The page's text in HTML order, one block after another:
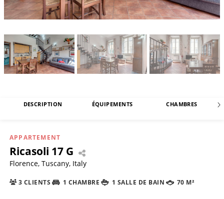
DESCRIPTION ÉQUIPEMENTS CHAMBRES
APPARTEMENT
Ricasoli 17 G
Florence, Tuscany, Italy
3 CLIENTS 1 CHAMBRE 1 SALLE DE BAIN 70 M²